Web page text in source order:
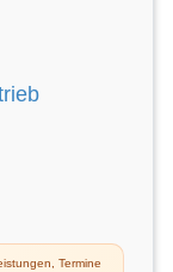
Termine